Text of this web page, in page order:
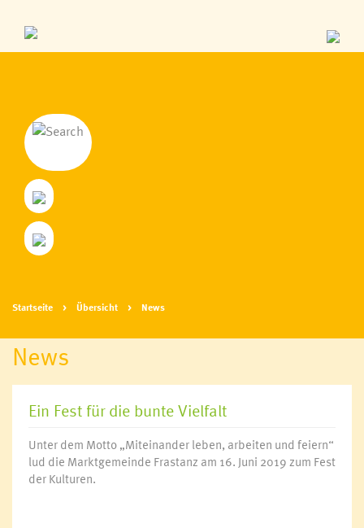
Startseite Übersicht News
News
Ein Fest für die bunte Vielfalt
Unter dem Motto „Miteinander leben, arbeiten und feiern“
lud die Marktgemeinde Frastanz am 16. Juni 2019 zum Fest
der Kulturen.